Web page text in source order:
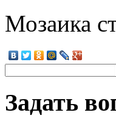
Мозаика
Задать